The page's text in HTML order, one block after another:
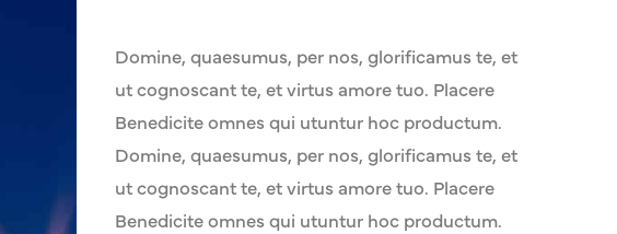
Domine, quaesumus, per nos, glorificamus te, et
ut cognoscant te, et virtus amore tuo. Placere
Benedicite omnes qui utuntur hoc productum.
Domine, quaesumus, per nos, glorificamus te, et
ut cognoscant te, et virtus amore tuo. Placere
Benedicite omnes qui utuntur hoc productum.